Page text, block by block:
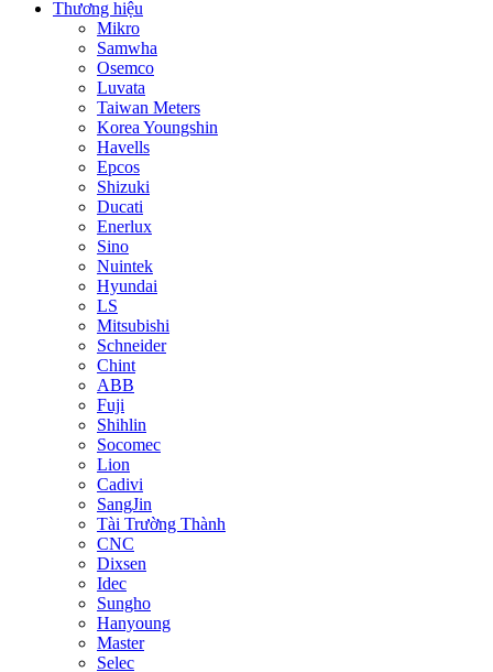
Thương hiệu
Mikro
Samwha
Osemco
Luvata
Taiwan Meters
Korea Youngshin
Havells
Epcos
Shizuki
Ducati
Enerlux
Sino
Nuintek
Hyundai
LS
Mitsubishi
Schneider
Chint
ABB
Fuji
Shihlin
Socomec
Lion
Cadivi
SangJin
Tài Trường Thành
CNC
Dixsen
Idec
Sungho
Hanyoung
Master
Selec